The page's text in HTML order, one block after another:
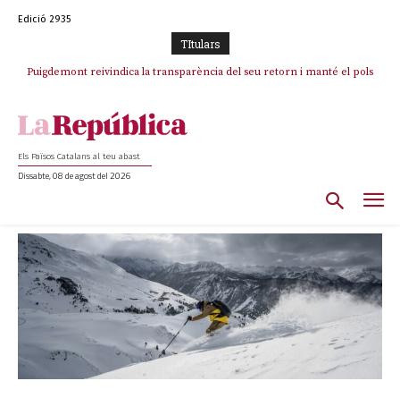
Edició 2935
TItulars
Puigdemont reivindica la transparència del seu retorn i manté el pols
Portugal acusa Espanya de provocar un “efecte crida” massiu per la seva
Els Països Catalans al teu abast
Dissabte, 08 de agost del 2026